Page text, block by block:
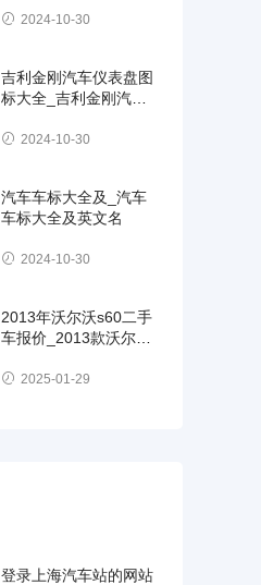
2024-10-30
吉利金刚汽车仪表盘图
标大全_吉利金刚汽车
2024-10-30
汽车车标大全及_汽车
车标大全及英文名
2024-10-30
2013年沃尔沃s60二手
车报价_2013款沃尔沃
2025-01-29
登录上海汽车站的网站